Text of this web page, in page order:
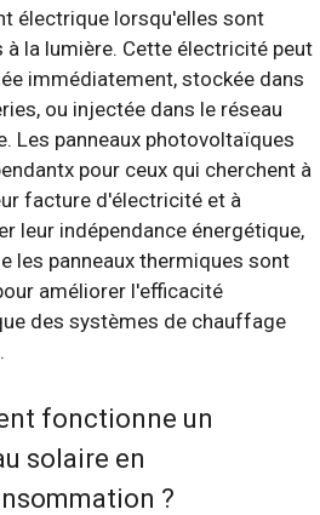
électrique lorsqu'elles sont
à la lumière. Cette électricité peut
immédiatement, stockée dans
ou injectée dans le réseau
Les panneaux photovoltaïques
pour ceux qui cherchent à
facture d'électricité et à
leur indépendance énergétique,
les panneaux thermiques sont
améliorer l'efficacité
des systèmes de chauffage
fonctionne un
solaire en
?